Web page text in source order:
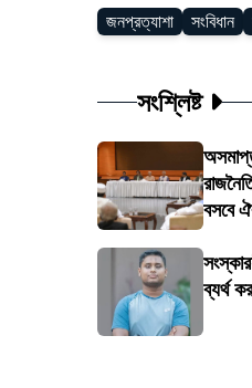
জনপ্রত্যাশা সংবিধান
সংশ্লিষ্ট
বসবে
ব্যর্থ